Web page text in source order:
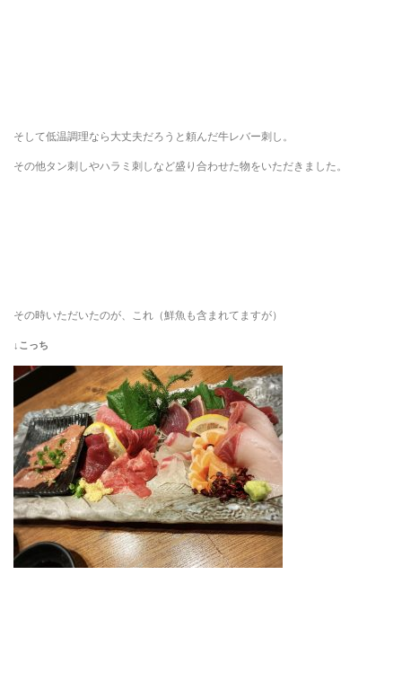
そして低温調理なら大丈夫だろうと頼んだ牛レバー刺し。
その他タン刺しやハラミ刺しなど盛り合わせた物をいただきました。
その時いただいたのが、これ（鮮魚も含まれてますが）
↓こっち